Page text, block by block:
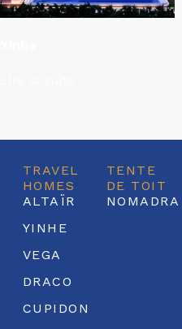
TRAVEL
HOMES
ALTAÏR
YINHE
VEGA
DRACO
CUPIDON
TENTE
DE TOIT
NOMADRA